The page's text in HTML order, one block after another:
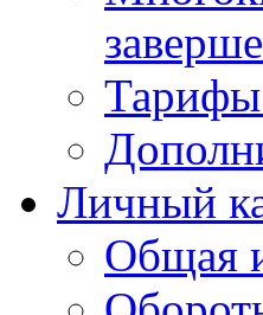
Тарифы
Личный
Общая